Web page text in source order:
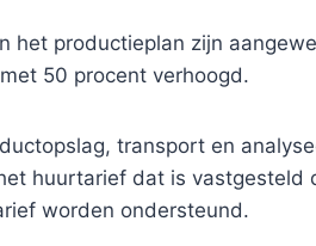
het productieplan zijn
50 procent verhoogd.
transport en
huurtarief dat is vastgesteld
worden ondersteund.